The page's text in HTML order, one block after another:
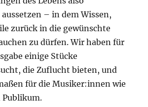
aussetzen – in dem Wissen,
zurück in die gewünschte
zu dürfen. Wir haben für
einige Stücke
die Zuflucht bieten, und
für die Musiker:innen wie
Publikum.